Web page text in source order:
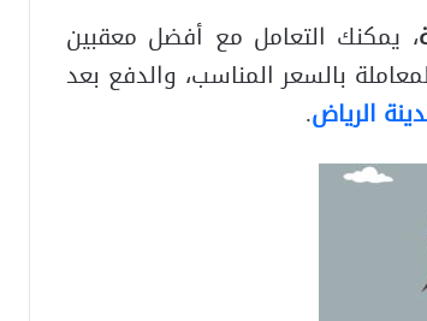
، يمكنك التعامل مع أفضل معقبين
بالسعر المناسب، والدفع بعد
الرياض.